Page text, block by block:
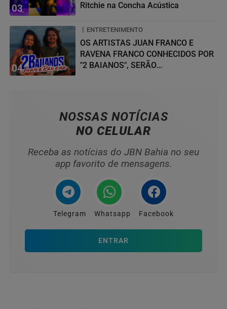
03
Ritchie na Concha Acústica
04
ENTRETENIMENTO
OS ARTISTAS JUAN FRANCO E
RAVENA FRANCO CONHECIDOS POR
"2 BAIANOS", SERÃO
NOSSAS NOTÍCIAS
NO CELULAR
Receba as notícias do JBN Bahia no seu
app favorito de mensagens.
Telegram Whatsapp Facebook
ENTRAR